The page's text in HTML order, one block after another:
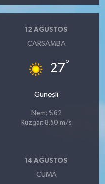
12 AĞUSTOS
ÇARŞAMBA
27°
Güneşli
Nem: %62
Rüzgar: 8.50 m/s
14 AĞUSTOS
CUMA